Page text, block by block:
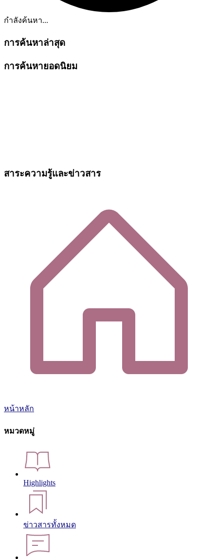
กำลังค้นหา...
การค้นหาล่าสุด
การค้นหายอดนิยม
สาระความรู้และข่าวสาร
หน้าหลัก
หมวดหมู่
Highlights
ข่าวสารทั้งหมด